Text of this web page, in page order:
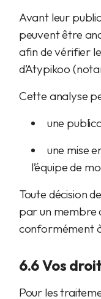
Avant leur
peuvent être
afin de vérifier
d’Atypikoo
Cette analyse
une
une mise
l’équipe de
Toute décision
par un membre
conformément
6.6 Vos
Pour les